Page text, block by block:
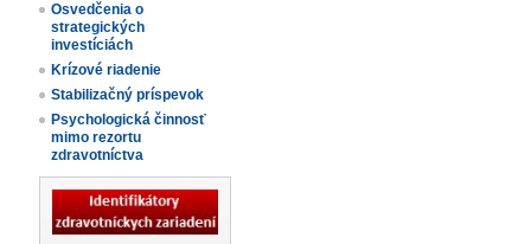
Osvedčenia o
strategických
investíciách
Krízové riadenie
Stabilizačný príspevok
Psychologická činnosť
mimo rezortu
zdravotníctva